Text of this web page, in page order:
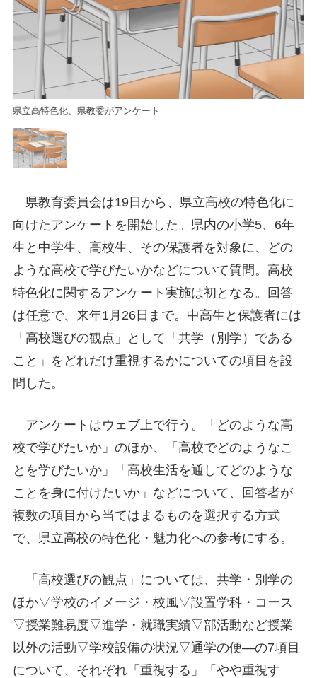
県立高特色化、県教委がアンケート
県教育委員会は19日から、県立高校の特色化に
向けたアンケートを開始した。県内の小学5、6年
生と中学生、高校生、その保護者を対象に、どの
ような高校で学びたいかなどについて質問。高校
特色化に関するアンケート実施は初となる。回答
は任意で、来年1月26日まで。中高生と保護者には
「高校選びの観点」として「共学（別学）である
こと」をどれだけ重視するかについての項目を設
問した。
アンケートはウェブ上で行う。「どのような高
校で学びたいか」のほか、「高校でどのようなこ
とを学びたいか」「高校生活を通してどのような
ことを身に付けたいか」などについて、回答者が
複数の項目から当てはまるものを選択する方式
で、県立高校の特色化・魅力化への参考にする。
「高校選びの観点」については、共学・別学の
ほか▽学校のイメージ・校風▽設置学科・コース
▽授業難易度▽進学・就職実績▽部活動など授業
以外の活動▽学校設備の状況▽通学の便―の7項目
について、それぞれ「重視する」「やや重視す